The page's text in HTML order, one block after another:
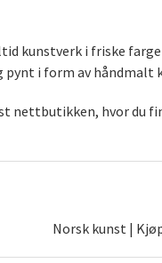
kunstverk i friske
pynt i form av
hvor du
Norsk kunst |